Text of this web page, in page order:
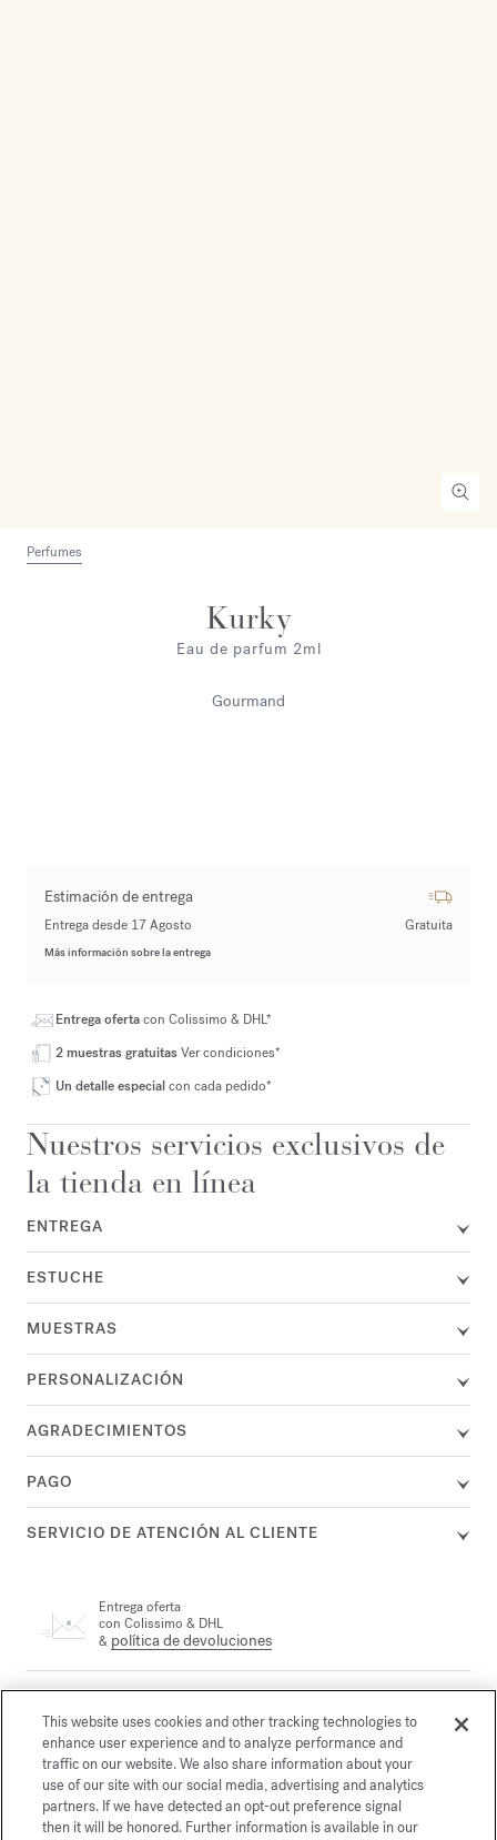
Perfumes
Kurky
Eau de parfum 2ml
Gourmand
Estimación de entrega
Entrega desde 17 Agosto Gratuita
Más información sobre la entrega
Entrega ofertacon Colissimo & DHL*
2 muestras gratuitasVer condiciones*
Un detalle especialcon cada pedido*
Nuestros servicios exclusivos de
la tienda en línea
ENTREGA
ESTUCHE
MUESTRAS
PERSONALIZACIÓN
AGRADECIMIENTOS
PAGO
SERVICIO DE ATENCIÓN AL CLIENTE
Entrega oferta
con Colissimo & DHL
& política de devoluciones
(0)1 72 95 09 89 lunes de 9.00 a 19.00 h. y de martes a viernes
de 10.00 a 19.00 h., o porcorreo electrónico
Pago seguro
This website uses cookies and other tracking technologies to
enhance user experience and to analyze performance and
traffic on our website. We also share information about your
use of our site with our social media, advertising and analytics
partners. If we have detected an opt-out preference signal
then it will be honored. Further information is available in our